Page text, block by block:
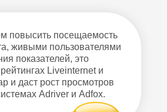
MOAT
повысить посещаемость
живыми пользователями
показателей, это
Liveinternet и
и даст рост просмотров
Adriver и Adfox.